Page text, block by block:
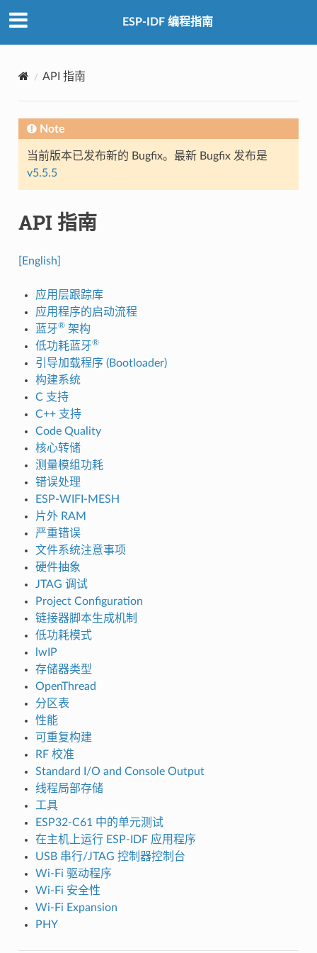
ESP-IDF 编程指南
API 指南
Note
当前版本已发布新的 Bugfix。最新 Bugfix 发布是
v5.5.5
API 指南
[English]
应用层跟踪库
应用程序的启动流程
蓝牙®架构
低功耗蓝牙®
引导加载程序 (Bootloader)
构建系统
C 支持
C++ 支持
Code Quality
核心转储
测量模组功耗
错误处理
ESP-WIFI-MESH
片外 RAM
严重错误
文件系统注意事项
硬件抽象
JTAG 调试
Project Configuration
链接器脚本生成机制
低功耗模式
lwIP
存储器类型
OpenThread
分区表
性能
可重复构建
RF 校准
Standard I/O and Console Output
线程局部存储
工具
ESP32-C61 中的单元测试
在主机上运行 ESP-IDF 应用程序
USB 串行/JTAG 控制器控制台
Wi-Fi 驱动程序
Wi-Fi 安全性
Wi-Fi Expansion
PHY